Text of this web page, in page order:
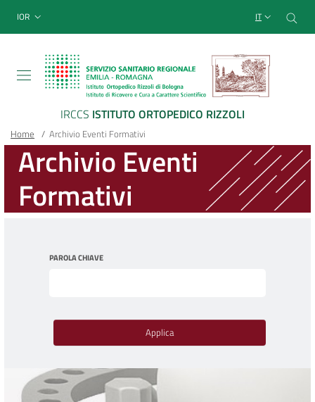
Sito Web Istituto
menu top-bar
IOR IT
IRCCS ISTITUTO ORTOPEDICO RIZZOLI
Main container
Briciole
di
pane
Home / Archivio Eventi Formativi
Archivio Eventi
Formativi
PAROLA CHIAVE